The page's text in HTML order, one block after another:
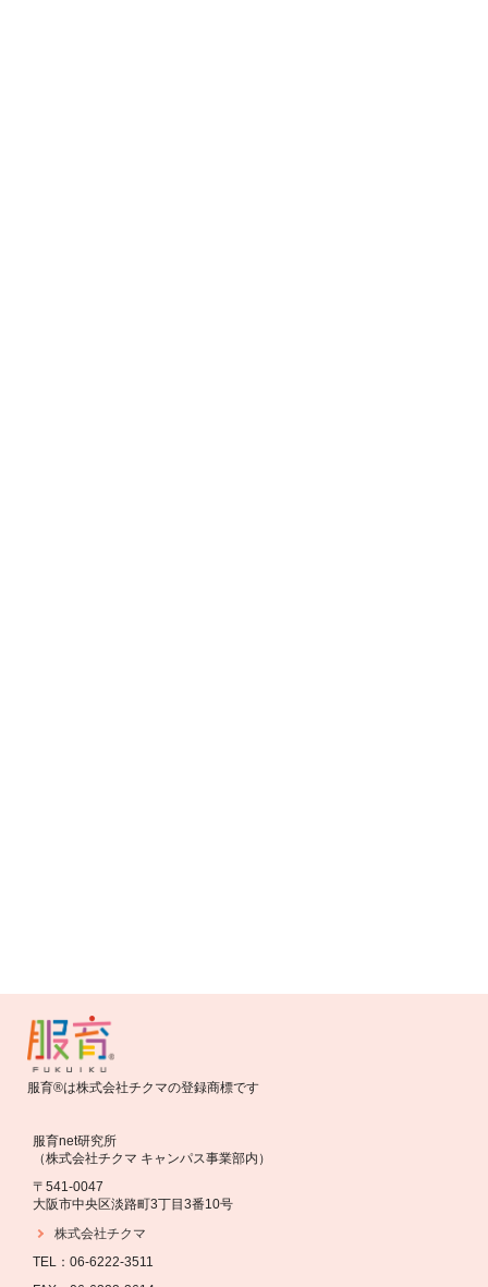
服育®は株式会社チクマの登録商標です
服育net研究所
（株式会社チクマ キャンパス事業部内）
〒541-0047
大阪市中央区淡路町3丁目3番10号
株式会社チクマ
TEL：06-6222-3511